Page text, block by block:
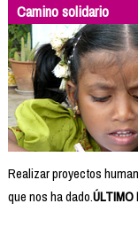
Camino solidario
Realizar proyectos
que nos ha dado.